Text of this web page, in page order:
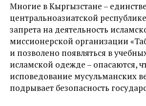
Многие в Кыргызстане –
центральноазиатской
запрета на деятельность
миссионерской организации
и позволено появляться в
исламской одежде – опасаются,
исповедование мусульманских
подрывает безопасность